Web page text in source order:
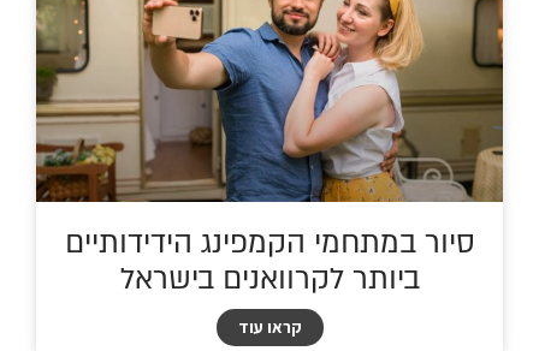
סיור במתחמי הקמפינג הידידותיים
ביותר לקרוואנים בישראל
קראו עוד